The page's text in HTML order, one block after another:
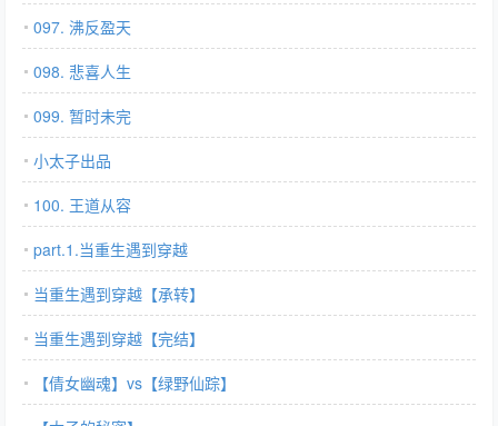
097. 沸反盈天
098. 悲喜人生
099. 暂时未完
小太子出品
100. 王道从容
part.1.当重生遇到穿越
当重生遇到穿越【承转】
当重生遇到穿越【完结】
【倩女幽魂】vs【绿野仙踪】